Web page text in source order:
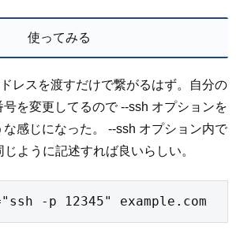
使ってみる
レスを渡すだけで繋がるはず。自分の
を変更してるので --ssh オプションを
感じになった。 --ssh オプション内で
ように記述すれば良いらしい。
-p 12345" example.com